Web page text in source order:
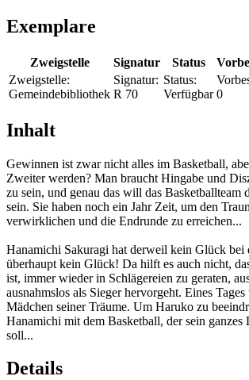
Exemplare
Zweigstelle Signatur Status
Zweigstelle:
Gemeindebibliothek
Signatur:
R 70
Status:
Verfügbar 0
Inhalt
Gewinnen ist zwar nicht alles im Basketball,
Zweiter werden? Man braucht Hingabe und
zu sein, und genau das will das Basketballteam
sein. Sie haben noch ein Jahr Zeit, um den
verwirklichen und die Endrunde zu erreichen...
Hanamichi Sakuragi hat derweil kein Glück bei
überhaupt kein Glück! Da hilft es auch nicht,
ist, immer wieder in Schlägereien zu geraten,
ausnahmslos als Sieger hervorgeht. Eines
Mädchen seiner Träume. Um Haruko zu
Hanamichi mit dem Basketball, der sein ganzes
soll...
Details